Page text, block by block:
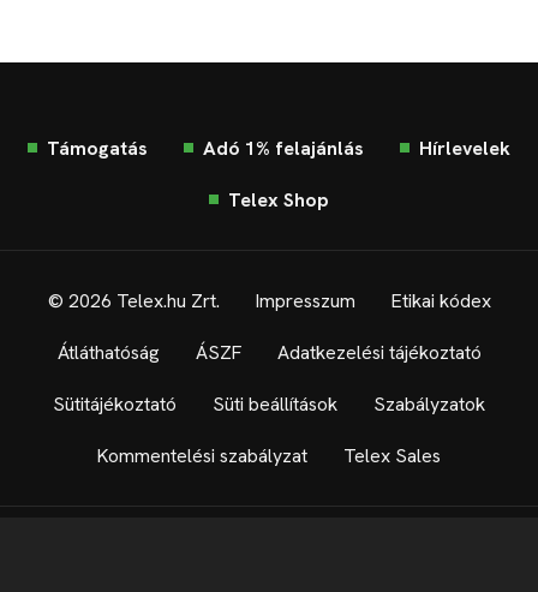
Támogatás Adó 1% felajánlás Hírlevelek
Telex Shop
© 2026 Telex.hu Zrt. Impresszum Etikai kódex
Átláthatóság ÁSZF Adatkezelési tájékoztató
Sütitájékoztató Süti beállítások Szabályzatok
Kommentelési szabályzat Telex Sales